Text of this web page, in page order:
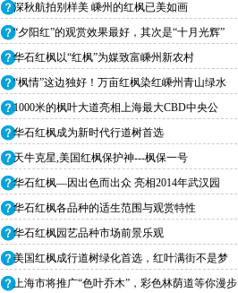
深秋航拍别样美 嵊州的红枫已美如画
“夕阳红”的观赏效果最好，其次是“十月光辉”
华石红枫以“红枫”为媒致富嵊州新农村
“枫情”这边独好！万亩红枫染红嵊州青山绿水
1000米的枫叶大道亮相上海最大CBD中央公
华石红枫成为新时代行道树首选
天牛克星,美国红枫保护神---枫保一号
华石红枫—因出色而出众 亮相2014年武汉园
华石红枫各品种的适生范围与观赏特性
华石红枫园艺品种市场前景乐观
美国红枫成行道树绿化首选，红叶满街不是梦
上海市将推广“色叶乔木”，彩色林荫道等你漫步